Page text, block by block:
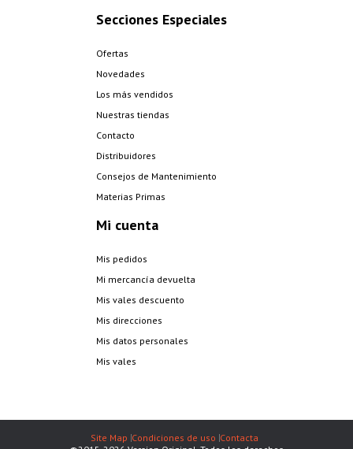
Secciones Especiales
Ofertas
Novedades
Los más vendidos
Nuestras tiendas
Contacto
Distribuidores
Consejos de Mantenimiento
Materias Primas
Mi cuenta
Mis pedidos
Mi mercancía devuelta
Mis vales descuento
Mis direcciones
Mis datos personales
Mis vales
Site Map Condiciones de uso Contacta